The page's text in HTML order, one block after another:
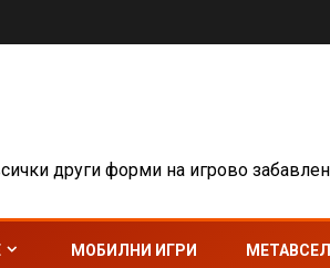
други форми на игрово
МОБИЛНИ ИГРИ